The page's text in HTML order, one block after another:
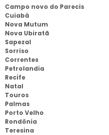
Campo novo do Parecis
Cuiabá
Nova Mutum
Nova Ubiratã
Sapezal
Sorriso
Correntes
Petrolandia
Recife
Natal
Touros
Palmas
Porto Velho
Rondônia
Teresina